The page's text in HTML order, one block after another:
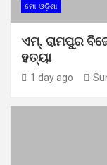
ମୋ ଓଡ଼ିଶା
ଏମ୍. ରାମପୁର
ହତ୍ୟା
1 day ago